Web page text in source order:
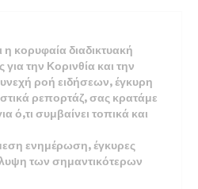
κορυφαία διαδικτυακή
την Κορινθία και την
ροή ειδήσεων, έγκυρη
ρεπορτάζ, σας κρατάμε
ό,τι συμβαίνει τοπικά και
ενημέρωση, έγκυρες
των σημαντικότερων